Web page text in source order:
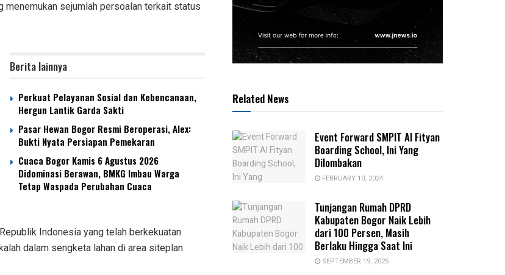
menemukan sejumlah persoalan terkait status
Berita lainnya
Perkuat Pelayanan Sosial dan Kebencanaan,
Hergun Lantik Garda Sakti
Pasar Hewan Bogor Resmi Beroperasi, Alex:
Bukti Nyata Persiapan Pemekaran
Cuaca Bogor Kamis 6 Agustus 2026
Didominasi Berawan, BMKG Imbau Warga
Tetap Waspada Perubahan Cuaca
Indonesia yang telah berkekuatan
dalam sengketa lahan di area siteplan
Related News
Event Forward SMPIT Al Fityan
Boarding School, Ini Yang
Dilombakan
FEBRUARY 10, 2024
Tunjangan Rumah DPRD
Kabupaten Bogor Naik Lebih
dari 100 Persen, Masih
Berlaku Hingga Saat Ini
SEPTEMBER 19, 2025